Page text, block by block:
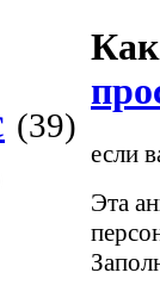
(39)
если
Эта